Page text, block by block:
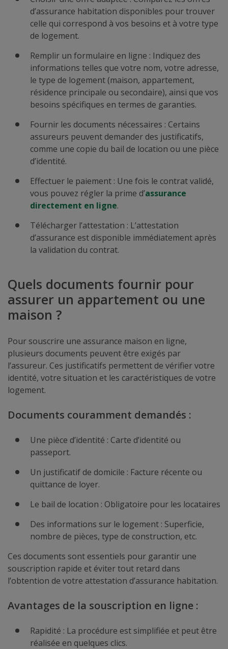
d’assurance habitation disponibles pour trouver
celle qui correspond à vos besoins et à votre type
de logement.
Remplir un formulaire en ligne : Indiquez des
informations telles que votre nom, votre adresse,
le type de logement (maison, appartement,
résidence principale ou secondaire), ainsi que vos
besoins spécifiques en termes de garanties.
Fournir les documents nécessaires : Certains
assureurs peuvent demander des justificatifs,
comme une copie du bail de location ou une pièce
d’identité.
Effectuer le paiement : Une fois le contrat validé,
vous pouvez régler la prime d’assurance
directement en ligne.
Télécharger l’attestation : L’attestation
d’assurance est disponible immédiatement après
la validation du contrat.
Quels documents fournir pour
assurer un appartement ou une
maison ?
Pour souscrire une assurance maison en ligne,
plusieurs documents peuvent être exigés par
l’assureur. Ces justificatifs permettent de vérifier votre
identité, votre situation et les caractéristiques de votre
logement.
Documents couramment demandés :
Une pièce d’identité : Carte d’identité ou
passeport.
Un justificatif de domicile : Facture récente ou
quittance de loyer.
Le bail de location : Obligatoire pour les locataires
Des informations sur le logement : Superficie,
nombre de pièces, type de construction, etc.
Ces documents sont essentiels pour garantir une
souscription rapide et éviter tout retard dans
l’obtention de votre attestation d’assurance habitation.
Avantages de la souscription en ligne :
Rapidité : La procédure est simplifiée et peut être
réalisée en quelques clics.